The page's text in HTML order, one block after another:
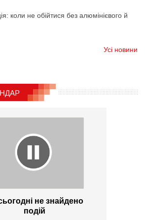
коли не обійтися без алюмінієвого й
Усі новини
не знайдено
подій